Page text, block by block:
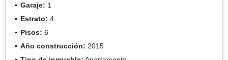
Garaje: 1
Estrato: 4
Pisos: 6
Año construcción: 2015